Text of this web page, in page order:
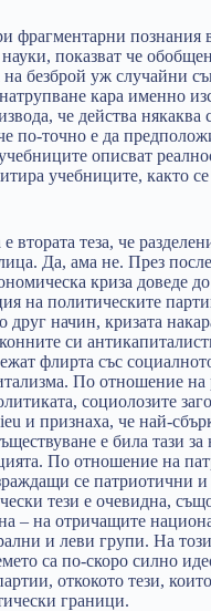
фрагментарни познания
показват че
на безброй уж случайни
кара именно
че действа някаква
по-точно е да
описват
учебниците, както
втората теза, че
Да, ама не. През
криза доведе до
на политическите
друг начин, кризата
си
флирта със
По отношение на
социолозите
и признаха, че най-
е била тази за
По отношение на
се патриотични и
тези е очевидна,
– на отричащите
и леви групи. На
са по-скоро силно
откокото тези,
граници.